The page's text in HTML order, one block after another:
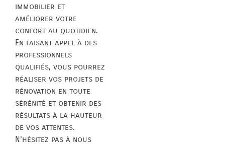
immobilier et
améliorer votre
confort au quotidien.
En faisant appel à des
professionnels
qualifiés, vous pourrez
réaliser vos projets de
rénovation en toute
sérénité et obtenir des
résultats à la hauteur
de vos attentes.
N’hésitez pas à nous